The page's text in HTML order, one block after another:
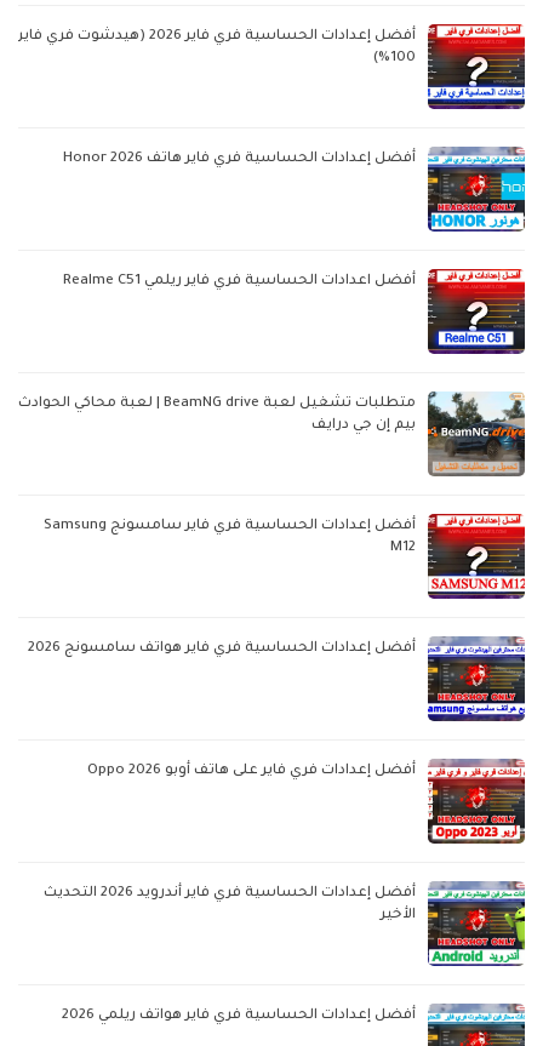
أفضل إعدادات الحساسية فري فاير 2026 (هيدشوت فري فاير
100%)
أفضل إعدادات الحساسية فري فاير هاتف Honor 2026
أفضل اعدادات الحساسية فري فاير ريلمي Realme C51
متطلبات تشغيل لعبة BeamNG drive | لعبة محاكي الحوادث
بيم إن جي درايف
أفضل إعدادات الحساسية فري فاير سامسونج Samsung
M12
أفضل إعدادات الحساسية فري فاير هواتف سامسونج 2026
أفضل إعدادات فري فاير على هاتف أوبو Oppo 2026
أفضل إعدادات الحساسية فري فاير أندرويد 2026 التحديث
الأخير
أفضل إعدادات الحساسية فري فاير هواتف ريلمي 2026